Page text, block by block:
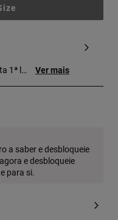
1ª lei
Ver mais
a saber e desbloqueie
agora e desbloqueie
para si.